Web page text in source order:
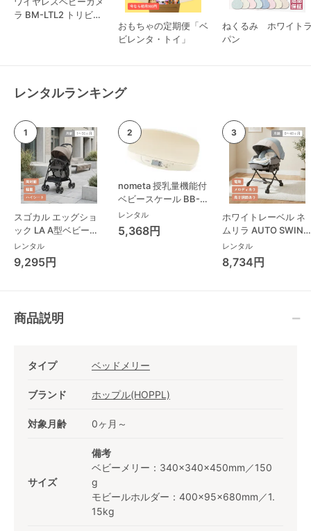
ラ BM-LTL2 トリビュ
おもちゃの定期便「ベ
ビレンタ・トイ」
ねくるみ ホワイト
パン
レンタルランキング
スゴカル エッグショ
ック LA A型ベビーカ
ー コンビ(Combi)
レンタル
9,295円
nometa 授乳量機能付
ベビースケール BB-
105 タニタ(TANITA)
ベビースケール・体重
計
レンタル
5,368円
ホワイトレーベル ネ
ムリラ AUTO SWING
BEDi Long スリープ
シェル EG コンビ
(Combi) ハイローチ
レンタル
8,734円
商品説明
タイプ ベッドメリー
ブランド ホップル(HOPPL)
対象月齢 0ヶ月～
サイズ
備考
ベビーメリー：340×340×450mm／150
g
モビールホルダー：400×95×680mm／1.
15kg